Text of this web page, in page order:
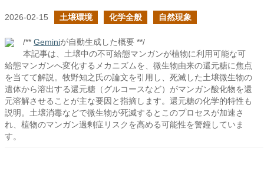
2026-02-15 土壌環境 化学全般 自然現象
/** Geminiが自動生成した概要 **/
本記事は、土壌中の不可給態マンガンが植物に利用可能な可
給態マンガンへ変化するメカニズムを、微生物由来の還元糖に焦点
を当てて解説。牧野知之氏の論文を引用し、死滅した土壌微生物の
遺体から溶出する還元糖（グルコースなど）がマンガン酸化物を還
元溶解させることが主な要因と指摘します。還元糖の化学的特性も
説明。土壌消毒などで微生物が死滅するとこのプロセスが加速さ
れ、植物のマンガン過剰症リスクを高める可能性を警鐘していま
す。